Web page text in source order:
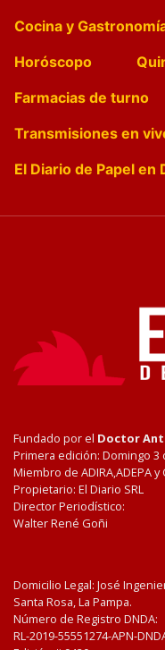
Cocina y
Horóscopo
Farmacias de turno
Transmisiones en
El Diario de Papel en
Fundado por el Doctor
Primera edición: Domingo 3
Miembro de ADIRA,ADEPA y
Propietario: El Diario SRL
Director Periodístico:
Walter René Goñi
Domicilio Legal: José
Santa Rosa, La Pampa.
Número de Registro DNDA:
RL-2019-55551274-APN-